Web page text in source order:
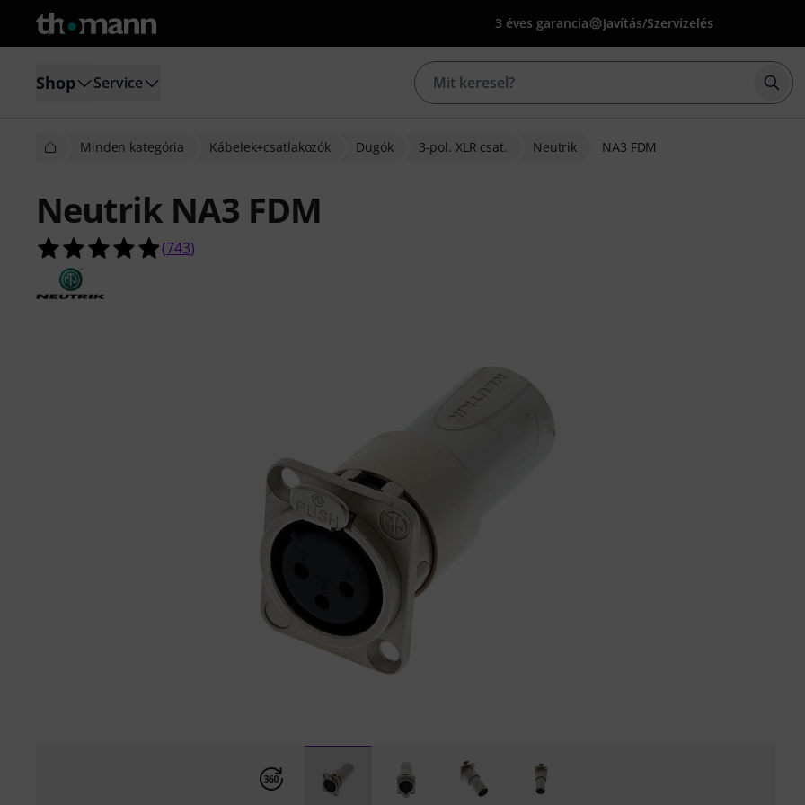
3 éves garancia Javítás/Szervizelés
Shop Service
Minden kategória Kábelek+csatlakozók Dugók 3-pol. XLR csat. Neutrik NA3 FDM
Neutrik NA3 FDM
4.9/5 csillag, összesen 743 értékelés alapján
(743)